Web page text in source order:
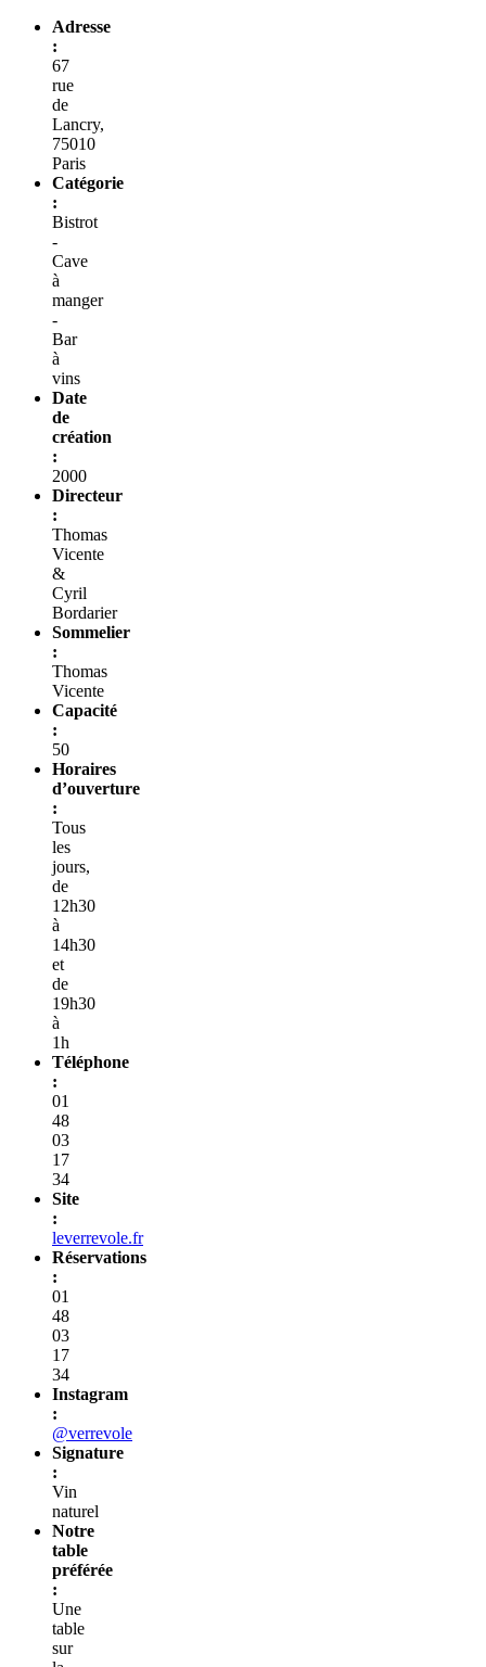
Adresse
:
67
rue
de
Lancry,
75010
Paris
Catégorie
:
Bistrot
-
Cave
à
manger
-
Bar
à
vins
Date
de
création
:
2000
Directeur
:
Thomas
Vicente
&
Cyril
Bordarier
Sommelier
:
Thomas
Vicente
Capacité
:
50
Horaires
d’ouverture
:
Tous
les
jours,
de
12h30
à
14h30
et
de
19h30
à
1h
Téléphone
:
01
48
03
17
34
Site
:
leverrevole.fr
Réservations
:
01
48
03
17
34
Instagram
:
@verrevole
Signature
:
Vin
naturel
Notre
table
préférée
:
Une
table
sur